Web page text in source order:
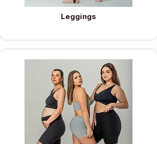
Leggings